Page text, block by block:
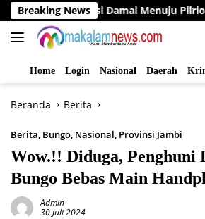
Langsung
ke
konten
Breaking News
Damai Menuju Pilrio Serentak
Home Login Nasional Daerah
Beranda Berita
Berita, Bungo, Nasional, Provinsi Jambi
Wow.!! Diduga, Penghuni
Bungo Bebas Main
Admin
30 Juli 2024